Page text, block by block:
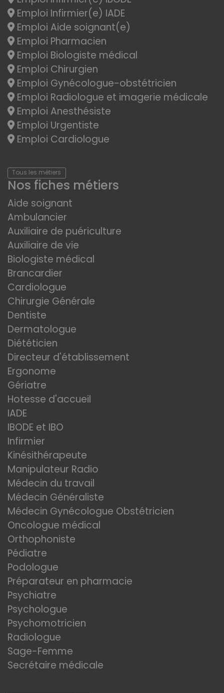
Emploi Infirmier(e) IADE
Emploi Aide soignant(e)
Emploi Pharmacien
Emploi Biologiste médical
Emploi Chirurgien
Emploi Gynécologue-obstétricien
Emploi Radiologue et imagerie médicale
Emploi Anesthésiste
Emploi Urgentiste
Emploi Cardiologue
Tous les métiers
Nos fiches métiers
Aide soignant
Ambulancier
Auxiliaire de puériculture
Auxiliaire de vie
Biologiste médical
Brancardier
Cardiologue
Chirurgie Générale
Dentiste
Dermatologue
Diététicien
Directeur d'établissement
Ergonome
Gériatre
Hotesse d'accueil
IADE
IBODE et IBO
Infirmier
Kinésithérapeute
Manipulateur Radio
Médecin du travail
Médecin Généraliste
Médecin Gynécologue Obstétricien
Oncologue médical
Orthophoniste
Pédiatre
Podologue
Préparateur en pharmacie
Psychiatre
Psychologue
Psychomotricien
Radiologue
Sage-Femme
Secrétaire médicale